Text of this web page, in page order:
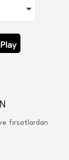
fırsatlardan